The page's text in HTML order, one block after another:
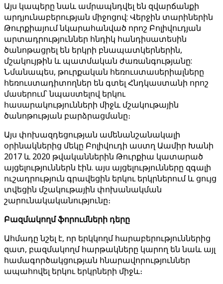
Այս կապերը նաև ամրապնդվել են զվարճանքի
արդյունաբերության միջոցով: Վերջին տարիներին
Թուրքիայում նկարահանված որոշ Բոլիվուդյան
արտադրություններ հնդիկ հանդիսատեսին
ծանոթացրել են երկրի բնապատկերներին,
մշակույթին և պատմական ժառանգությանը:
Նմանապես, թուրքական հեռուստասերիալները
հեռուստադիտողներ են գտել Հնդկաստանի որոշ
մասերում՝ նպաստելով երկու
հասարակությունների միջև մշակութային
ծանոթության բարձրացմանը։
Այս փոխազդեցության ամենանշանակալի
օրինակներից մեկը Բոլիվուդի աստղ Աամիր Խանի
2017 և 2020 թվականներին Թուրքիա կատարած
այցելություններն էին. այս այցելությունները զգալի
ուշադրություն գրավեցին երկու երկրներում և ցույց
տվեցին մշակութային փոխանակման
շարունակականությունը։
Բազմակողմ ֆորումների դերը
Ահմադը նշել է, որ երկկողմ հարաբերություններից
զատ, բազմակողմ հարթակները կարող են նաև այլ
համագործակցության հնարավորություններ
ապահովել երկու երկրների միջև։